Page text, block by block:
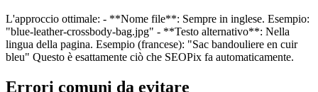
L'approccio ottimale: - **Nome file**: Sempre in inglese. Esempio:
"blue-leather-crossbody-bag.jpg" - **Testo alternativo**: Nella
lingua della pagina. Esempio (francese): "Sac bandouliere en cuir
bleu" Questo è esattamente ciò che SEOPix fa automaticamente.
Errori comuni da evitare